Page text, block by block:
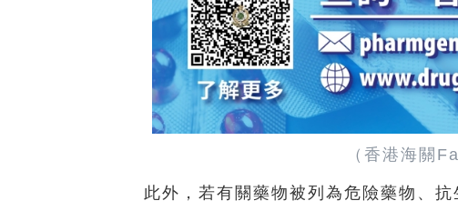
（香港海關
此外，若有關藥物被列為危險藥物、